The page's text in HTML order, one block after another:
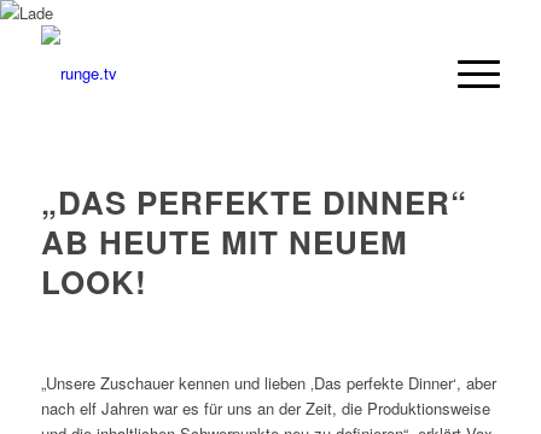
„DAS PERFEKTE DINNER“
AB HEUTE MIT NEUEM
LOOK!
„Unsere Zuschauer kennen und lieben ‚Das perfekte Dinner‘, aber
nach elf Jahren war es für uns an der Zeit, die Produktionsweise